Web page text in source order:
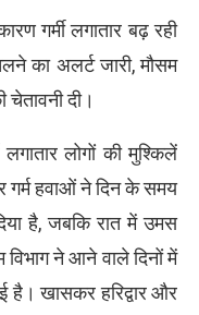
गर्मी लगातार बढ़ रही
का अलर्ट जारी, मौसम
दी।
लोगों की मुश्किलें
गर्म हवाओं ने दिन के समय
है, जबकि रात में उमस
विभाग ने आने वाले दिनों में
है। खासकर हरिद्वार और